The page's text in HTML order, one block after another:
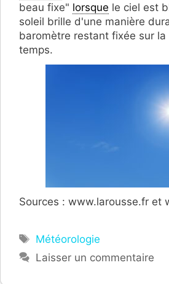
beau fixe" lorsque le ciel est
soleil brille d'une manière
baromètre restant fixée sur
temps.
Sources : www.larousse.fr et
Étiquettes
Météorologie
Laisser un commentaire